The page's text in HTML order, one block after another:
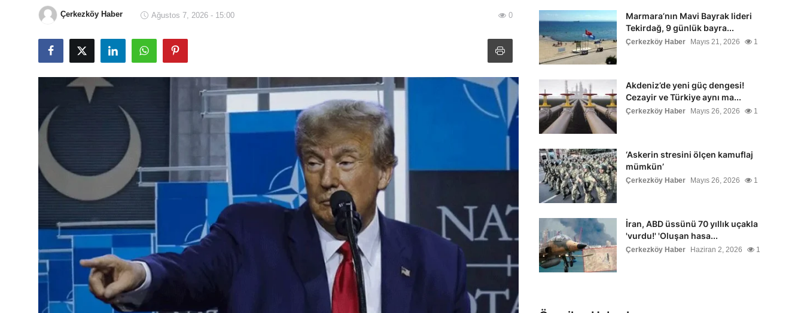
Dünya Haberleri
Çerkezköy
Çerkezköy Haber Ağustos 7, 2026 - 15:00 0
Marmara’nın Mavi Bayrak lideri
Tekirdağ, 9 günlük bayra...
Çerkezköy Haber Mayıs 21, 2026 1
Akdeniz’de yeni güç dengesi!
Cezayir ve Türkiye aynı ma...
Çerkezköy Haber Mayıs 26, 2026 1
‘Askerin stresini ölçen kamuflaj
mümkün’
Çerkezköy Haber Mayıs 26, 2026 1
İran, ABD üssünü 70 yıllık uçakla
'vurdu!' 'Oluşan hasa...
Çerkezköy Haber Haziran 2, 2026 1